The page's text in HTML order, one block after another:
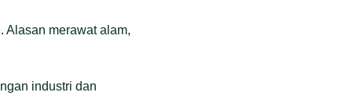
Alasan merawat alam,
industri dan